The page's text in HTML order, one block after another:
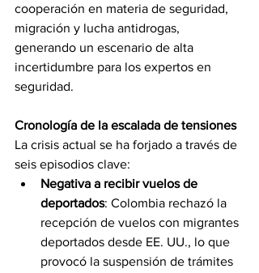
cooperación en materia de seguridad,
migración y lucha antidrogas,
generando un escenario de alta
incertidumbre para los expertos en
seguridad.
Cronología de la escalada de tensiones
La crisis actual se ha forjado a través de
seis episodios clave:
Negativa a recibir vuelos de
deportados: Colombia rechazó la
recepción de vuelos con migrantes
deportados desde EE. UU., lo que
provocó la suspensión de trámites